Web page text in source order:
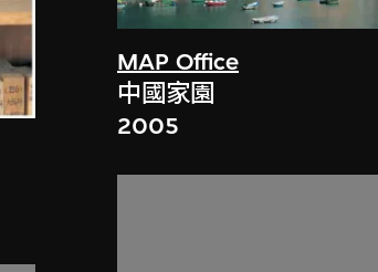
MAP Office
中國家園
2005